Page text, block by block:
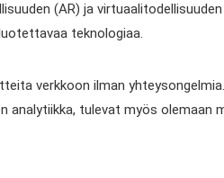
(AR) ja
teknologiaa.
verkkoon ilman
tulevat myös olemaan